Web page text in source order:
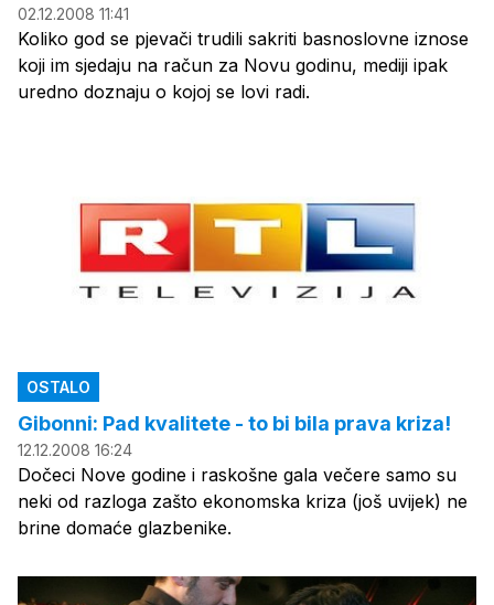
02.12.2008 11:41
Koliko god se pjevači trudili sakriti basnoslovne iznose
koji im sjedaju na račun za Novu godinu, mediji ipak
uredno doznaju o kojoj se lovi radi.
OSTALO
Gibonni: Pad kvalitete - to bi bila prava kriza!
12.12.2008 16:24
Dočeci Nove godine i raskošne gala večere samo su
neki od razloga zašto ekonomska kriza (još uvijek) ne
brine domaće glazbenike.